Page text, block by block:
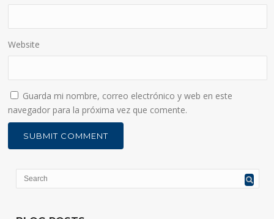
Website
Guarda mi nombre, correo electrónico y web en este
navegador para la próxima vez que comente.